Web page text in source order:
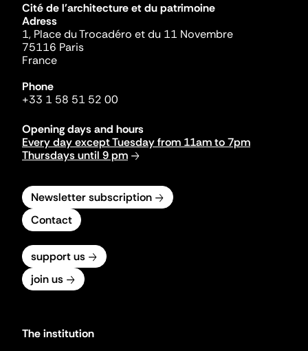
Cité de l'architecture et du patrimoine
Adress
1, Place du Trocadéro et du 11 Novembre
75116 Paris
France
Phone
+33 1 58 51 52 00
Opening days and hours
Every day except Tuesday from 11am to 7pm
Thursdays until 9 pm
Newsletter subscription
Contact
support us
join us
The institution